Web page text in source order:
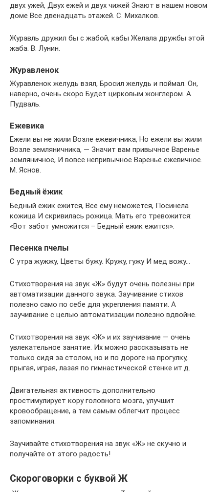
двух ужей, Двух ежей и двух чижей Знают в нашем новом
доме Все двенадцать этажей. С. Михалков.
Журавль дружил бы с жабой, кабы Желала дружбы этой
жаба. В. Лунин.
Журавленок
Журавленок желудь взял, Бросил желудь и поймал. Он,
наверно, очень скоро Будет цирковым жонглером. А.
Пудваль.
Ежевика
Ежели вы не жили Возле ежевичника, Но ежели вы жили
Возле земляничника, — Значит вам привычное Варенье
земляничное, И вовсе непривычное Варенье ежевичное.
М. Яснов.
Бедный ёжик
Бедный ежик ежится, Все ему неможется, Посинела
кожица И скривилась рожица. Мать его тревожится:
«Вот забот умножится – Бедный ежик ежится».
Песенка пчелы
С утра жужжу, Цветы бужу. Кружу, гужу И мед вожу…
Стихотворения на звук «Ж» будут очень полезны при
автоматизации данного звука. Заучивание стихов
полезно само по себе для укрепления памяти. А
заучивание с целью автоматизации полезно вдвойне.
Стихотворения на звук «Ж» и их заучивание — очень
увлекательное занятие. Их можно рассказывать не
только сидя за столом, но и по дороге на прогулку,
прыгая, играя, лазая по гимнастической стенке ит.д.
Двигательная активность дополнительно
простимулирует кору головного мозга, улучшит
кровообращение, а тем самым облегчит процесс
запоминания.
Заучивайте стихотворения на звук «Ж» не скучно и
получайте от этого радость!
Скороговорки с буквой Ж